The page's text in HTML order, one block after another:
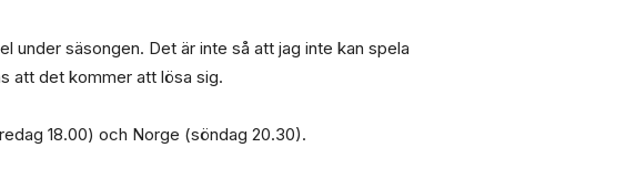
under säsongen. Det är inte så att jag inte kan spela
att det kommer att lösa sig.
18.00) och Norge (söndag 20.30).